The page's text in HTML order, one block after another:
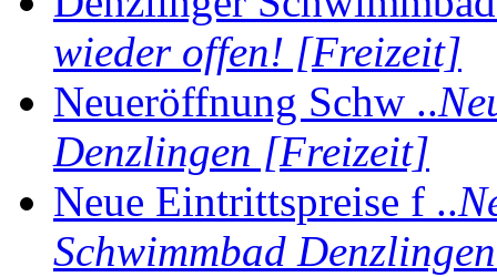
wieder offen! [Freizeit]
Neueröffnung Schw ..
Denzlingen [Freizeit]
Neue Eintrittspreise f ..
Schwimmbad